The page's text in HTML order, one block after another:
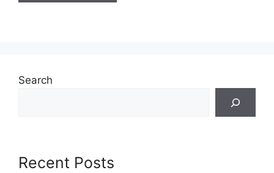
Search
Recent Posts